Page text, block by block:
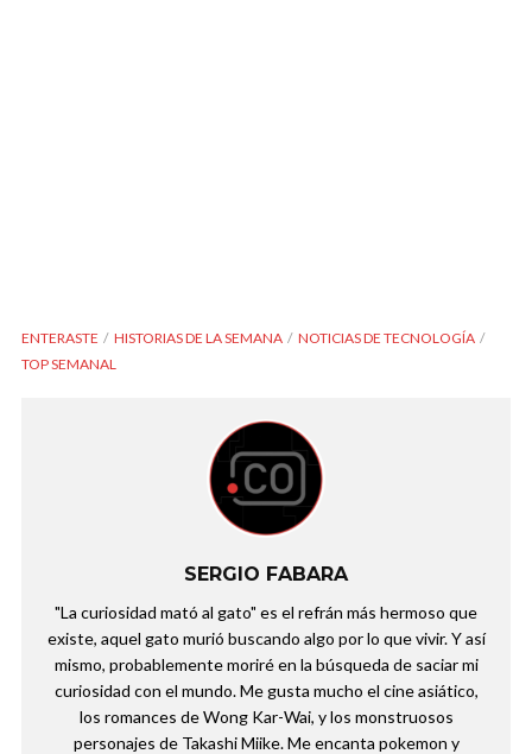
ENTERASTE HISTORIAS DE LA SEMANA
NOTICIAS DE TECNOLOGÍA
TOP SEMANAL
SERGIO FABARA
"La curiosidad mató al gato" es el refrán más hermoso que
existe, aquel gato murió buscando algo por lo que vivir. Y así
mismo, probablemente moriré en la búsqueda de saciar mi
curiosidad con el mundo. Me gusta mucho el cine asiático,
los romances de Wong Kar-Wai, y los monstruosos
personajes de Takashi Miike. Me encanta pokemon y